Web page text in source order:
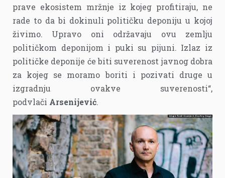
prave ekosistem mržnje iz kojeg profitiraju, ne
rade to da bi dokinuli političku deponiju u kojoj
živimo. Upravo oni održavaju ovu zemlju
političkom deponijom i puki su pijuni. Izlaz iz
političke deponije će biti suverenost javnog dobra
za kojeg se moramo boriti i pozivati druge u
izgradnju ovakve suverenosti“,
podvlači Arsenijević.